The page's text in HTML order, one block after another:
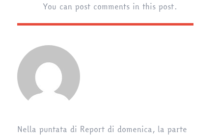
You can post comments in this post.
Nella puntata di Report di domenica, la parte